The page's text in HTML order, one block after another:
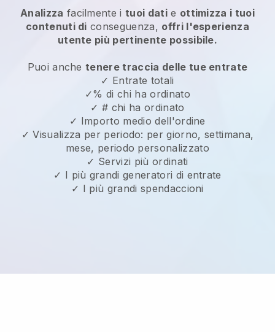
Analizza facilmente ituoi datie ottimizza i tuoi
contenuti di conseguenza, offri l'esperienza
utente più pertinente possibile.
Puoi anchetenere traccia delle tue entrate
✓ Entrate totali
✓% di chi ha ordinato
✓ # chi ha ordinato
✓ Importo medio dell'ordine
✓ Visualizza per periodo: per giorno, settimana,
mese, periodo personalizzato
✓ Servizi più ordinati
✓ I più grandi generatori di entrate
✓ I più grandi spendaccioni